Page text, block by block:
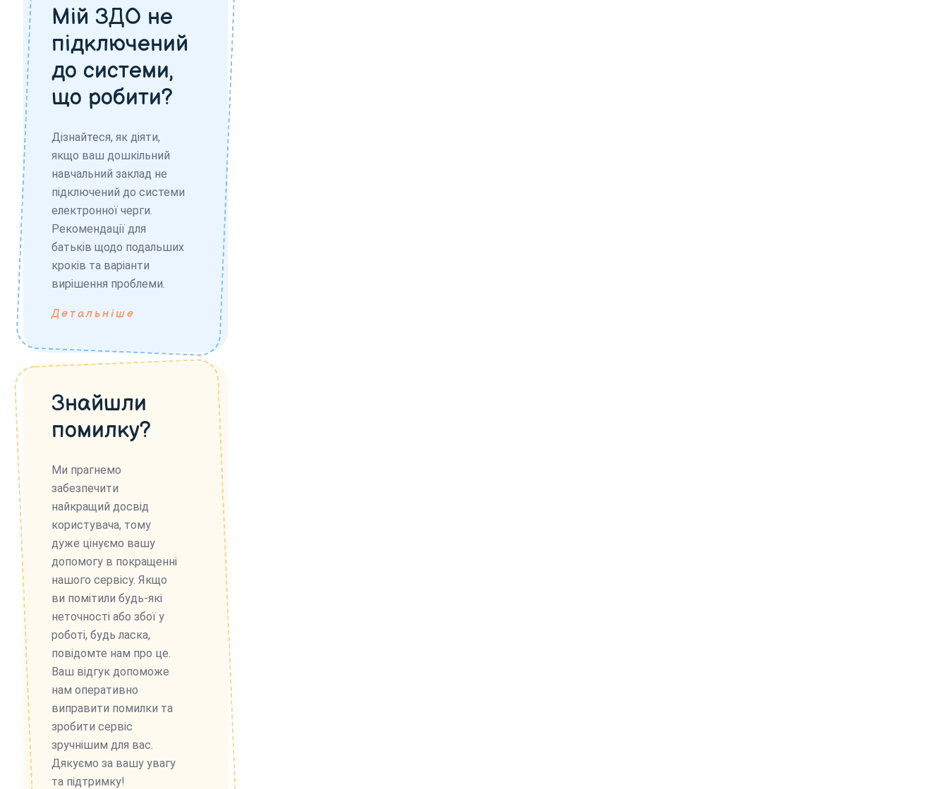
Мій ЗДО не
підключений
до системи,
що робити?
Дізнайтеся, як діяти,
якщо ваш дошкільний
навчальний заклад не
підключений до системи
електронної черги.
Рекомендації для
батьків щодо подальших
кроків та варіанти
вирішення проблеми.
Детальніше
Знайшли
помилку?
Ми прагнемо
забезпечити
найкращий досвід
користувача, тому
дуже цінуємо вашу
допомогу в покращенні
нашого сервісу. Якщо
ви помітили будь-які
неточності або збої у
роботі, будь ласка,
повідомте нам про це.
Ваш відгук допоможе
нам оперативно
виправити помилки та
зробити сервіс
зручнішим для вас.
Дякуємо за вашу увагу
та підтримку!